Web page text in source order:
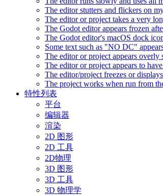
The editor stutters and flickers on
The editor or project takes a very
The Godot editor appears frozen
The Godot editor's macOS dock
Some text such as "NO DC"
The editor or project appears overly
The editor or project appears to
The editor/project freezes or
The project works when run from
特性列表
平台
编辑器
渲染
2D 图形
2D 工具
2D物理
3D 图形
3D 工具
3D 物理学